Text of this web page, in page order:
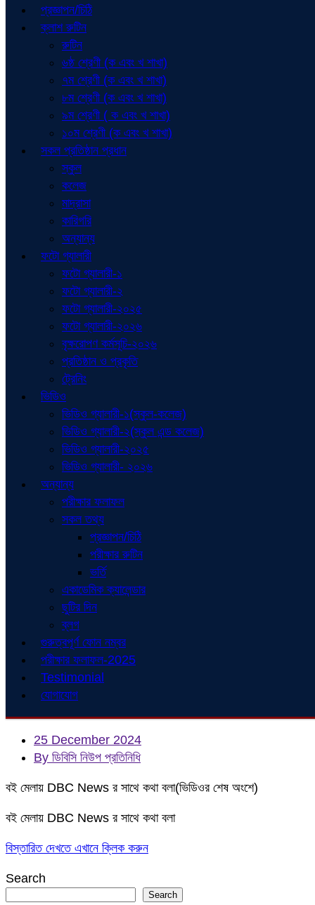
প্রজ্ঞাপন/চিঠি
ক্লাশ রুটিন
রুটিন
৬ষ্ঠ শ্রেণী (ক এবং খ শাখা)
৭ম শ্রেণী (ক এবং খ শাখা)
৮ম শ্রেণী (ক এবং খ শাখা)
৯ম শ্রেণী ( ক এবং খ শাখা)
১০ম শ্রেণী (ক এবং খ শাখা)
সকল প্রতিষ্ঠান প্রধান
স্কুল
কলেজ
মাদ্রাসা
কারিগরি
অন্যান্য
ফটো গ্যালারী
ফটো গ্যালারী-১
ফটো গ্যালারী-২
ফটো গ্যালারী-২০২৫
ফটো গ্যালারী-২০২৬
বৃক্ষরোপণ কর্মসূচি-২০২৬
প্রতিষ্ঠান ও প্রকৃতি
ট্রেনিং
ভিডিও
ভিডিও গ্যালারী-১(স্কুল-কলেজ)
ভিডিও গ্যালারী-২(স্কুল এন্ড কলেজ)
ভিডিও গ্যালারী-২০২৫
ভিডিও গ্যালারী- ২০২৬
অন্যান্য
পরীক্ষার ফলাফল
সকল তথ্য
প্রজ্ঞাপন/চিঠি
পরীক্ষার রুটিন
ভর্তি
একাডেমিক ক্যালেন্ডার
ছুটির দিন
ব্লগ
গুরুত্বপূর্ণ ফোন নম্বর
পরীক্ষার ফলাফল-2025
Testimonial
যোগাযোগ
25 December 2024
By ডিবিসি নিউপ প্রতিনিধি
বই মেলায় DBC News র সাথে কথা বলা(ভিডিওর শেষ অংশে)
বই মেলায় DBC News র সাথে কথা বলা
বিস্তারিত দেখতে এখানে ক্লিক করুন
Search
Search